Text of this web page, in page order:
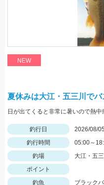
NEW
夏休みは大江・五三川で
日が出てくると非常に暑いので熱中
釣行日
2026/08/05
釣行時間
05:00～
釣場
大江・五三
ポイント
釣魚
ブラック